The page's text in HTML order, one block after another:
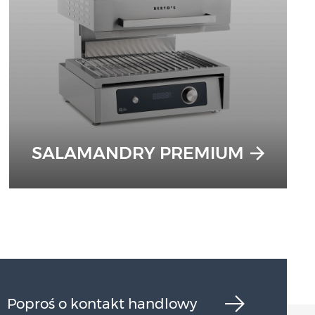
SALAMANDRY PREMIUM
Poproś o kontakt handlowy